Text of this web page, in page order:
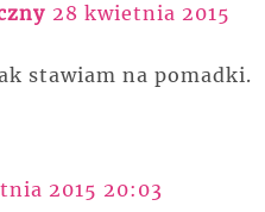
28 kwietnia 2015
stawiam na pomadki.
2015 20:03